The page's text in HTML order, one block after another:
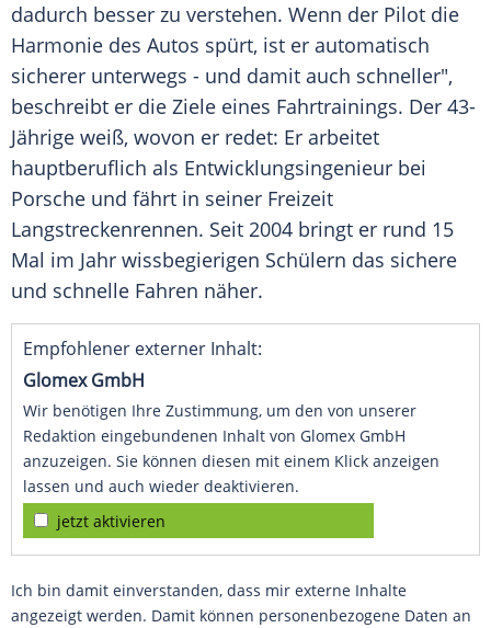
dadurch besser zu verstehen. Wenn der Pilot die
Harmonie des Autos spürt, ist er automatisch
sicherer unterwegs - und damit auch schneller",
beschreibt er die Ziele eines Fahrtrainings. Der 43-
Jährige weiß, wovon er redet: Er arbeitet
hauptberuflich als Entwicklungsingenieur bei
Porsche und fährt in seiner Freizeit
Langstreckenrennen. Seit 2004 bringt er rund 15
Mal im Jahr wissbegierigen Schülern das sichere
und schnelle Fahren näher.
Empfohlener externer Inhalt:
Glomex GmbH
Wir benötigen Ihre Zustimmung, um den von unserer
Redaktion eingebundenen Inhalt von Glomex GmbH
anzuzeigen. Sie können diesen mit einem Klick anzeigen
lassen und auch wieder deaktivieren.
jetzt aktivieren
Ich bin damit einverstanden, dass mir externe Inhalte
angezeigt werden. Damit können personenbezogene Daten an